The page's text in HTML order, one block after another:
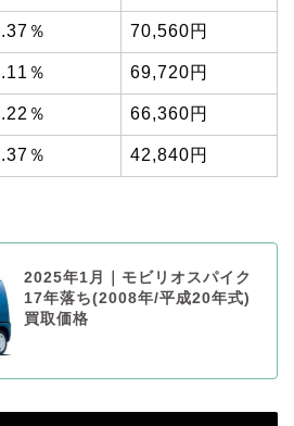
％ 70,560円
％ 69,720円
％ 66,360円
％ 42,840円
2025年1月｜モビリオスパイク
17年落ち(2008年/平成20年式)
買取価格